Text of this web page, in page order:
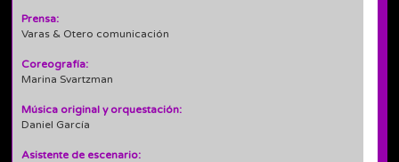
Prensa:
Varas & Otero comunicación
Coreografía:
Marina Svartzman
Música original y orquestación:
Daniel García
Asistente de escenario: